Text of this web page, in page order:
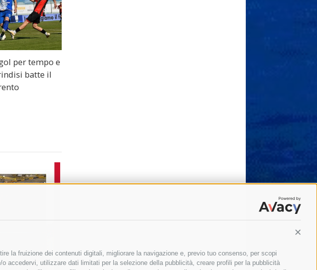
la fruizione dei contenuti digitali, migliorare la navigazione e, previo tuo consenso, per scopi
accedervi, utilizzare dati limitati per la selezione della pubblicità, creare profili per la pubblicità
per tempo e
batte il